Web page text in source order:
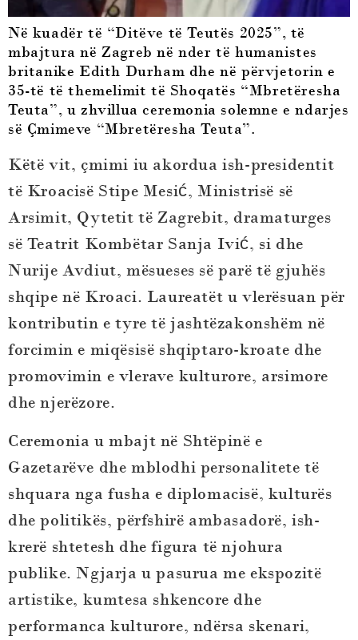
Në kuadër të “Ditëve të Teutës 2025”, të
mbajtura në Zagreb në nder të humanistes
britanike Edith Durham dhe në përvjetorin e
35-të të themelimit të Shoqatës “Mbretëresha
Teuta”, u zhvillua ceremonia solemne e ndarjes
së Çmimeve “Mbretëresha Teuta”.
Këtë vit, çmimi iu akordua ish-presidentit
të Kroacisë Stipe Mesić, Ministrisë së
Arsimit, Qytetit të Zagrebit, dramaturges
së Teatrit Kombëtar Sanja Ivić, si dhe
Nurije Avdiut, mësueses së parë të gjuhës
shqipe në Kroaci. Laureatët u vlerësuan për
kontributin e tyre të jashtëzakonshëm në
forcimin e miqësisë shqiptaro-kroate dhe
promovimin e vlerave kulturore, arsimore
dhe njerëzore.
Ceremonia u mbajt në Shtëpinë e
Gazetarëve dhe mblodhi personalitete të
shquara nga fusha e diplomacisë, kulturës
dhe politikës, përfshirë ambasadorë, ish-
krerë shtetesh dhe figura të njohura
publike. Ngjarja u pasurua me ekspozitë
artistike, kumtesa shkencore dhe
performanca kulturore, ndërsa skenari,